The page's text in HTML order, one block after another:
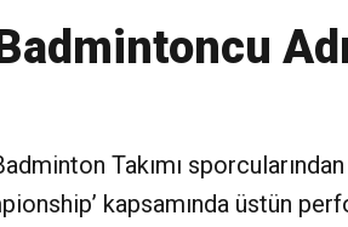
Takımı
kapsamında üstün